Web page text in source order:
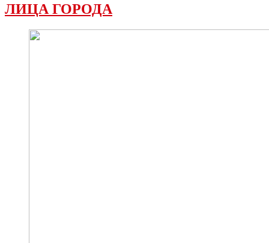
ЛИЦА ГОРОДА